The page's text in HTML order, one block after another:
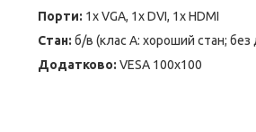
Порти: 1x VGA, 1x DVI, 1x HDMI
Стан: б/в (клас А: хороший стан; без
Додатково: VESA 100x100